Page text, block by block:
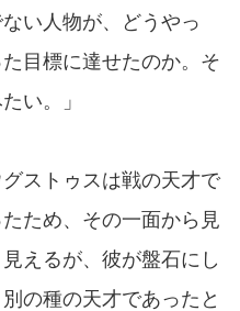
い人物が、どうやっ
目標に達せたのか。そ
い。」
ストゥスは戦の天才で
ため、その一面から見
えるが、彼が盤石にし
の種の天才であったと